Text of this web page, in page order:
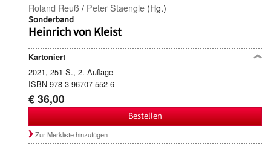
Roland Reuß / Peter Staengle (Hg.)
Sonderband
Heinrich von Kleist
Kartoniert
2021, 251 S., 2. Auflage
ISBN 978-3-96707-552-6
€ 36,00
Bestellen
Zur Merkliste hinzufügen